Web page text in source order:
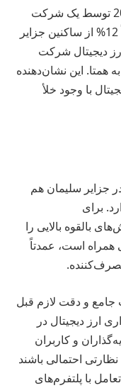
علاوه بر این، یک نظرسنجی در سال 2025 توسط یک شرکت
بزرگ فناوری مالی گزارش داد که تقریباً 12% از ساکنین جزایر
دیجیتال شرکت
همتا. این نشان‌دهنده
با وجود خلأ
جزایر سلیمان هم
برای
بالقوه بالایی را
همراه است، عمدتاً
جامع و دقت لازم قبل
ارز دیجیتال در
و کاربران
احتمالی باشند
با پلتفرم‌های